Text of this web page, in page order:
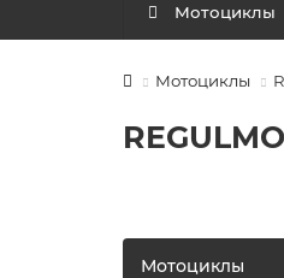
Мотоциклы
Мотоциклы
Мотоциклы